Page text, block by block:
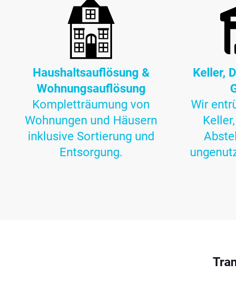
Haushaltsauflösung &
Wohnungsauflösung
Kompletträumung von
Wohnungen und Häusern
inklusive Sortierung und
Entsorgung.
Keller,
Wir